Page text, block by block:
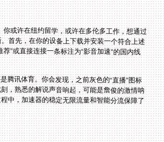
或许在纽约留学，或许在多伦多工作，想通过
首先，在你的设备上下载并安装一个符合上述
”或直接连接一条标注为“影音加速”的国内线
腾讯体育。你会发现，之前灰色的“直播”图标
，熟悉的解说声音响起，可能是詹俊的激情呐
中，加速器的稳定无限流量和智能分流保障了